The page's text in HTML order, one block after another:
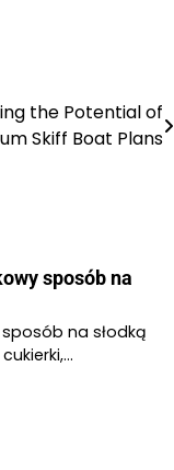
the Potential of
Skiff Boat Plans
sposób na
na słodką